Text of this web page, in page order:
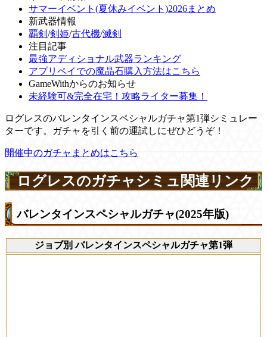
サマーイベント(夏休みイベント)2026まとめ
新武器情報
覇剣 /剣姫/古代機/滅剣
注目記事
最強アディショナル武器ランキング
アプリペイでの魔晶石購入方法はこちら
GameWithからのお知らせ
未経験可&完全在宅！攻略ライター募集！
ログレスのバレンタインスペシャルガチャ第1弾シミュレー
ターです。ガチャを引く前の運試しにぜひどうぞ！
開催中のガチャまとめはこちら
ログレスのガチャシミュ関連リンク
バレンタインスペシャルガチャ(2025年版)
ジョブ別 バレンタインスペシャルガチャ第1弾